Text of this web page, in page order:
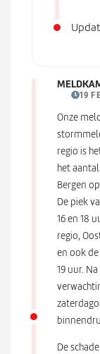
19
Onze
regio is
het
Bergen
De piek
16 en 18
regio,
en ook
19 uur.
De